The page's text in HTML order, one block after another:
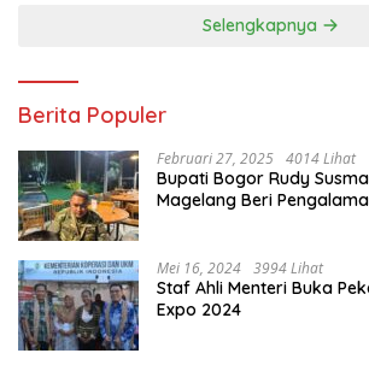
Selengkapnya
Berita Populer
Februari 27, 2025 4014 Lihat
Bupati Bogor Rudy
Magelang Beri
Mei 16, 2024 3994 Lihat
Staf Ahli Menteri Buka
Expo 2024